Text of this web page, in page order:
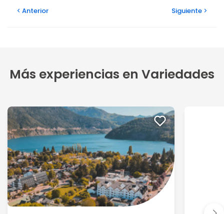
Anterior Siguiente
Más experiencias en Variedades